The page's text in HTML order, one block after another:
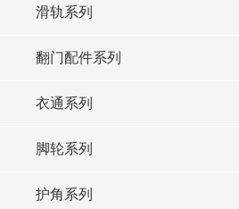
滑轨系列
翻门配件系列
衣通系列
脚轮系列
护角系列